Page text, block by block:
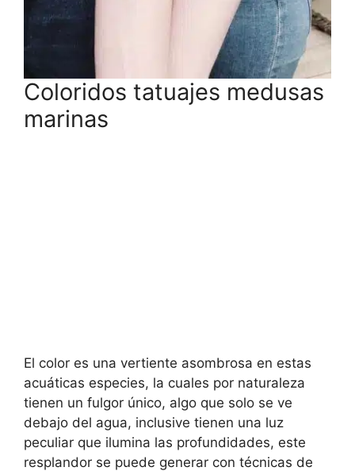
Coloridos tatuajes medusas
marinas
El color es una vertiente asombrosa en estas
acuáticas especies, la cuales por naturaleza
tienen un fulgor único, algo que solo se ve
debajo del agua, inclusive tienen una luz
peculiar que ilumina las profundidades, este
resplandor se puede generar con técnicas de